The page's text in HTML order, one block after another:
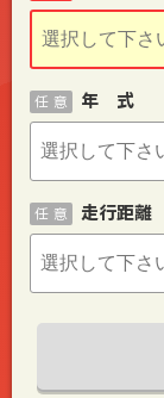
年 式
任 意
走行距離
任 意